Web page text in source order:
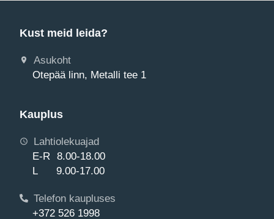
Kust meid leida?
Asukoht
Otepää linn, Metalli tee 1
Kauplus
Lahtiolekuajad
E-R 8.00-18.00
L 9.00-17.00
Telefon kaupluses
+372 526 1998